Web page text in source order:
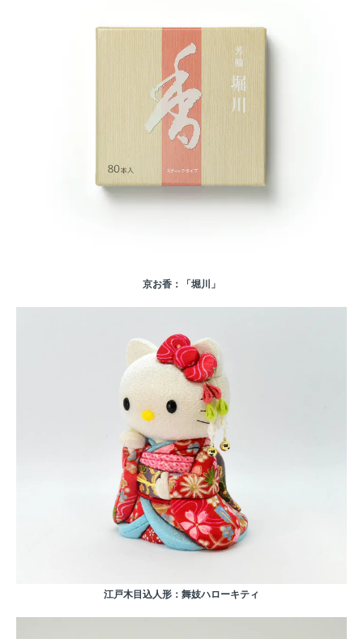
京お香：「堀川」
江戸木目込人形：舞妓ハローキティ